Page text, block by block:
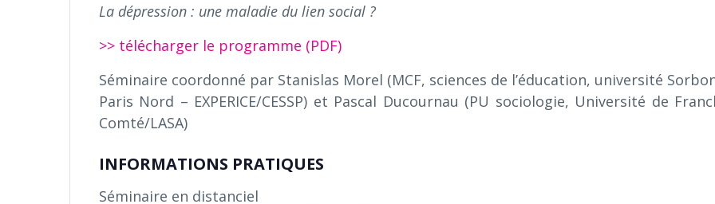
La dépression : une maladie du lien social ?
>> télécharger le programme (PDF)
Séminaire coordonné par Stanislas Morel (MCF, sciences de l’éducation, université
Paris Nord – EXPERICE/CESSP) et Pascal Ducournau (PU sociologie, Université de
Comté/LASA)
INFORMATIONS PRATIQUES
Séminaire en distanciel